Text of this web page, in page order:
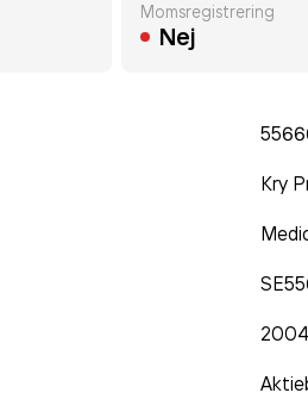
Momsregistrering
Nej
Kry